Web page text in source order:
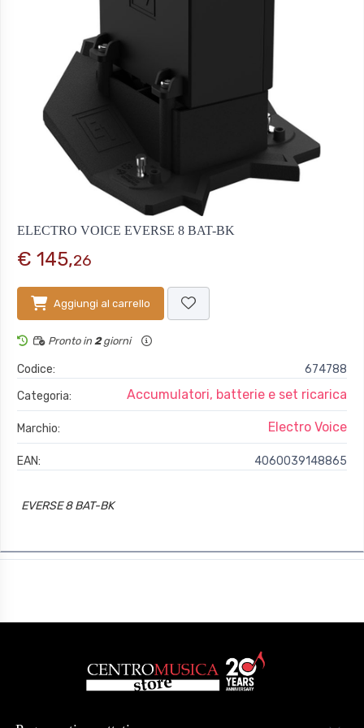
ELECTRO VOICE EVERSE 8 BAT-BK
€ 145,26
Aggiungi al carrello
Pronto in 2giorni
Codice:
674788
Categoria:
Accumulatori, batterie e set ricarica
Marchio: Electro Voice
EAN: 4060039148865
EVERSE 8 BAT-BK